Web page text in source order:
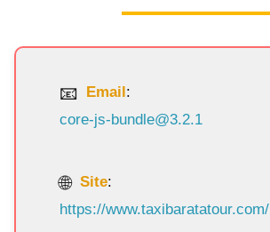
Email:
core-js-bundle@3.2.1
Site:
https://www.taxibaratatour.com/